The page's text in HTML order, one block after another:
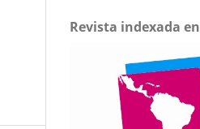
Revista indexada en